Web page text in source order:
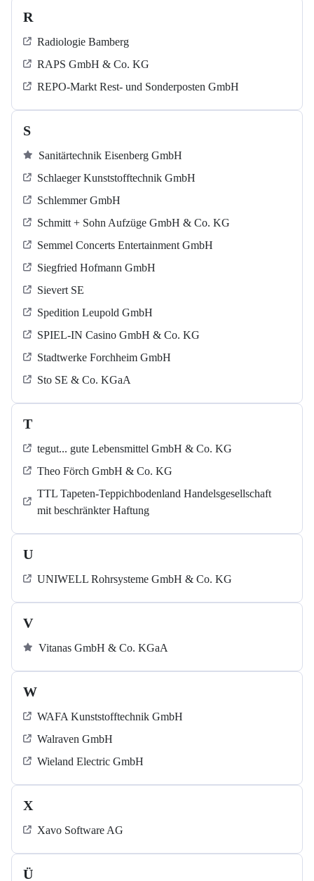
R
Radiologie Bamberg
RAPS GmbH & Co. KG
REPO-Markt Rest- und Sonderposten GmbH
S
Sanitärtechnik Eisenberg GmbH
Schlaeger Kunststofftechnik GmbH
Schlemmer GmbH
Schmitt + Sohn Aufzüge GmbH & Co. KG
Semmel Concerts Entertainment GmbH
Siegfried Hofmann GmbH
Sievert SE
Spedition Leupold GmbH
SPIEL-IN Casino GmbH & Co. KG
Stadtwerke Forchheim GmbH
Sto SE & Co. KGaA
T
tegut... gute Lebensmittel GmbH & Co. KG
Theo Förch GmbH & Co. KG
TTL Tapeten-Teppichbodenland Handelsgesellschaft
mit beschränkter Haftung
U
UNIWELL Rohrsysteme GmbH & Co. KG
V
Vitanas GmbH & Co. KGaA
W
WAFA Kunststofftechnik GmbH
Walraven GmbH
Wieland Electric GmbH
X
Xavo Software AG
Ü